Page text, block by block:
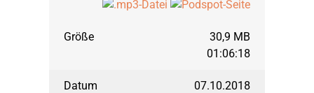
30,9 MB
01:06:18
07.10.2018